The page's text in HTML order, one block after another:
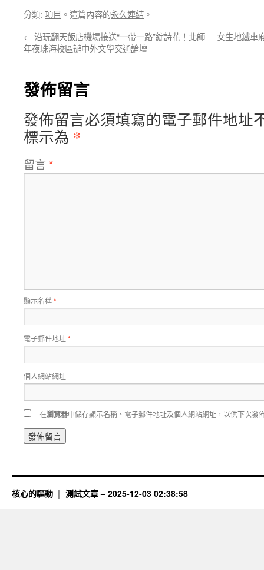
分類: 項目 。這篇內容的永久連結 。
← 沿玩翻天飯店機場接送“一帶一路”綻詩花！北師
年夜珠海校區辦中外文學交通論壇
女生地鐵車
發佈留言
發佈留言必須填寫的電子郵件地址
標示為 *
留言 *
顯示名稱*
電子郵件地址*
個人網站網址
在瀏覽器中儲存顯示名稱、電子郵件地址及個人網站網址，以供下次發
核心的驅動 測試文章 – 2025-12-03 02:38:58